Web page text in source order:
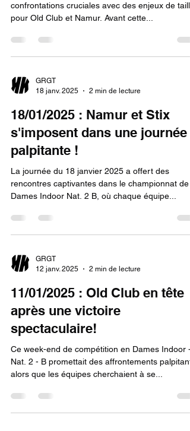
confrontations cruciales avec des enjeux de taille
pour Old Club et Namur. Avant cette...
GRGT
18 janv. 2025
2 min de lecture
18/01/2025 : Namur et Stix
s'imposent dans une journée
palpitante !
La journée du 18 janvier 2025 a offert des
rencontres captivantes dans le championnat de
Dames Indoor Nat. 2 B, où chaque équipe...
GRGT
12 janv. 2025
2 min de lecture
11/01/2025 : Old Club en tête
après une victoire
spectaculaire!
Ce week-end de compétition en Dames Indoor -
Nat. 2 - B promettait des affrontements
alors que les équipes cherchaient à se...